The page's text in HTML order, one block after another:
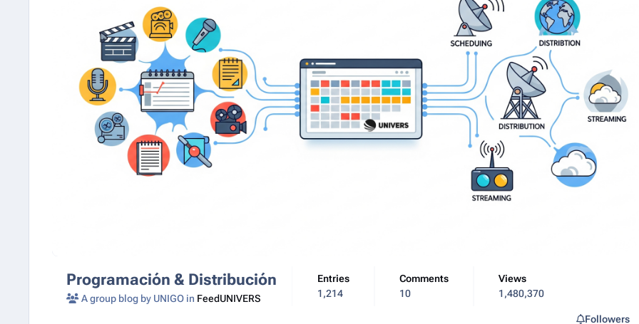
Programación & Distribución
A group blog by UNIGO in FeedUNIVERS
Entries
1,214
Comments
10
Views
1,480,370
Followers